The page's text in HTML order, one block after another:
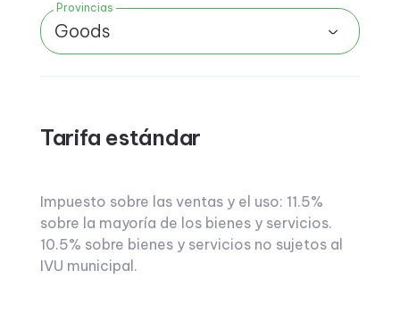
Provincias
Goods
Tarifa estándar
Impuesto sobre las ventas y el uso: 11.5%
sobre la mayoría de los bienes y servicios.
10.5% sobre bienes y servicios no sujetos al
IVU municipal.